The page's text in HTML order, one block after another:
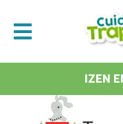
IZEN